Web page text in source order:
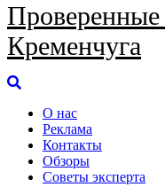
Проверенные
Кременчуга
О нас
Реклама
Контакты
Обзоры
Советы эксперта